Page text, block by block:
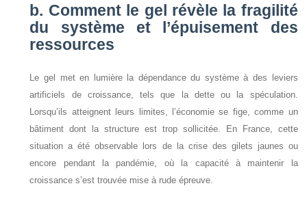
b. Comment le gel révèle la fragilité
du système et l’épuisement des
ressources
Le gel met en lumière la dépendance du système à des leviers
artificiels de croissance, tels que la dette ou la spéculation.
Lorsqu’ils atteignent leurs limites, l’économie se fige, comme un
bâtiment dont la structure est trop sollicitée. En France, cette
situation a été observable lors de la crise des gilets jaunes ou
encore pendant la pandémie, où la capacité à maintenir la
croissance s’est trouvée mise à rude épreuve.